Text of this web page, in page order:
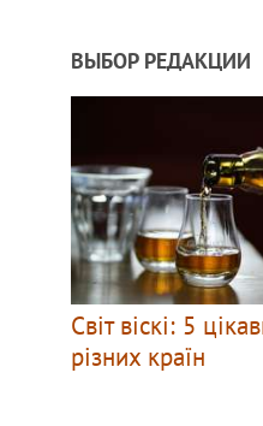
ВЫБОР РЕДАКЦИИ
Світ віскі: 5
різних країн